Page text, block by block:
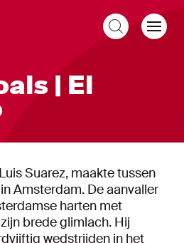
| El
Suarez, maakte tussen
Amsterdam. De aanvaller
harten met
brede glimlach. Hij
wedstrijden in het